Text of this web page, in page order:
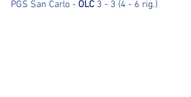
PGS San Carlo - OLC 3 - 3 (4 - 6 rig.)